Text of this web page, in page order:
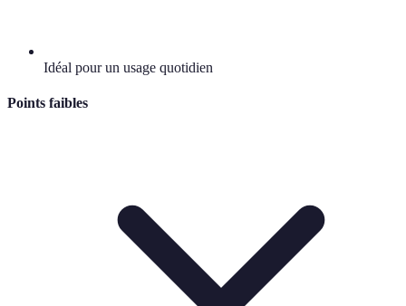
Idéal pour un usage quotidien
Points faibles